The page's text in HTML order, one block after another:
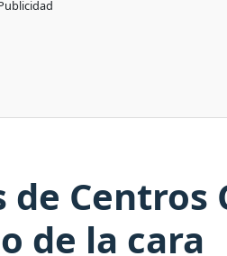
Centros
de la cara